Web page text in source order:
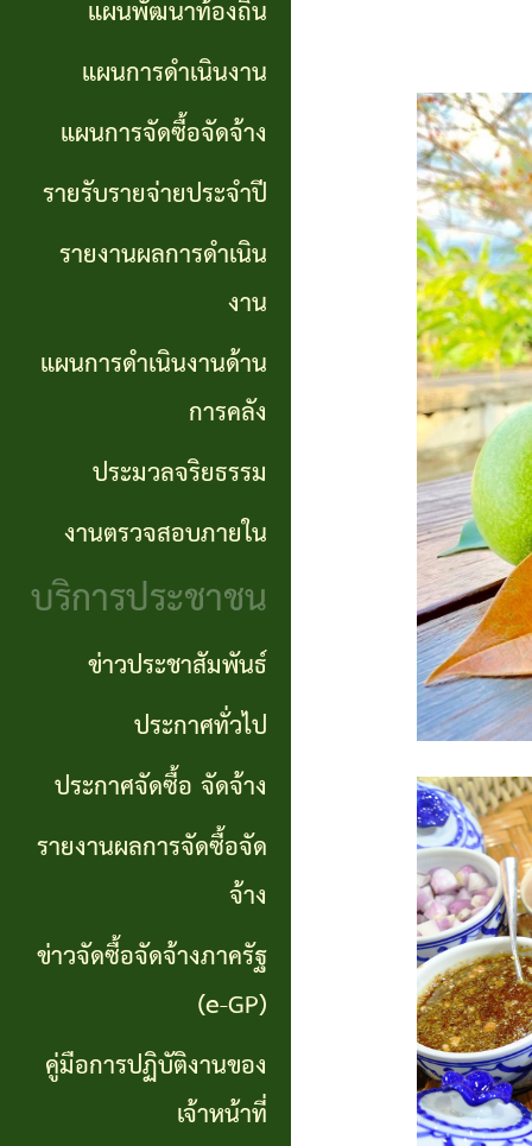
GP)
คู่มือ
การ
งาน
เจ้า
หน้าที่
การจัดการ
ความรู้
(Knowledge
KM)
การ
บริหาร
จัดการ
เสี่ยง
ท่อง
เที่ยว
รายงาน
ผลการ
ดำเนิน
งานด้าน
การคลัง
จริยธรรม
งาน
ตรวจ
สอบ
ภายใน
การ
ประชุม
สภา
แผน
กำลัง
แผน
ส่วน
ตำบล
แผนพัฒนาท้องถิ่น
แผนการดำเนินงาน
แผนการจัดซื้อจัดจ้าง
รายรับรายจ่ายประจำปี
รายงานผลการดำเนิน
งาน
แผนการดำเนินงานด้าน
การคลัง
ประมวลจริยธรรม
งานตรวจสอบภายใน
บริการประชาชน
ข่าวประชาสัมพันธ์
ประกาศทั่วไป
ประกาศจัดซื้อ จัดจ้าง
รายงานผลการจัดซื้อจัด
จ้าง
ข่าวจัดซื้อจัดจ้างภาครัฐ
(e-GP)
คู่มือการปฏิบัติงานของ
เจ้าหน้าที่